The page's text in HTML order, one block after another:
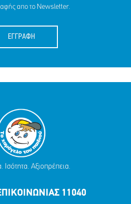
απο το Newsletter.
ΕΓΓΡΑΦΗ
Ισότητα. Αξιοπρέπεια.
11040